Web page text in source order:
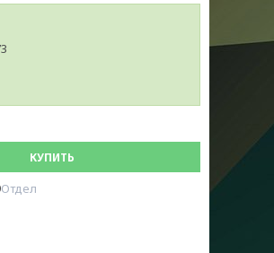
КУПИТЬ
Отдел